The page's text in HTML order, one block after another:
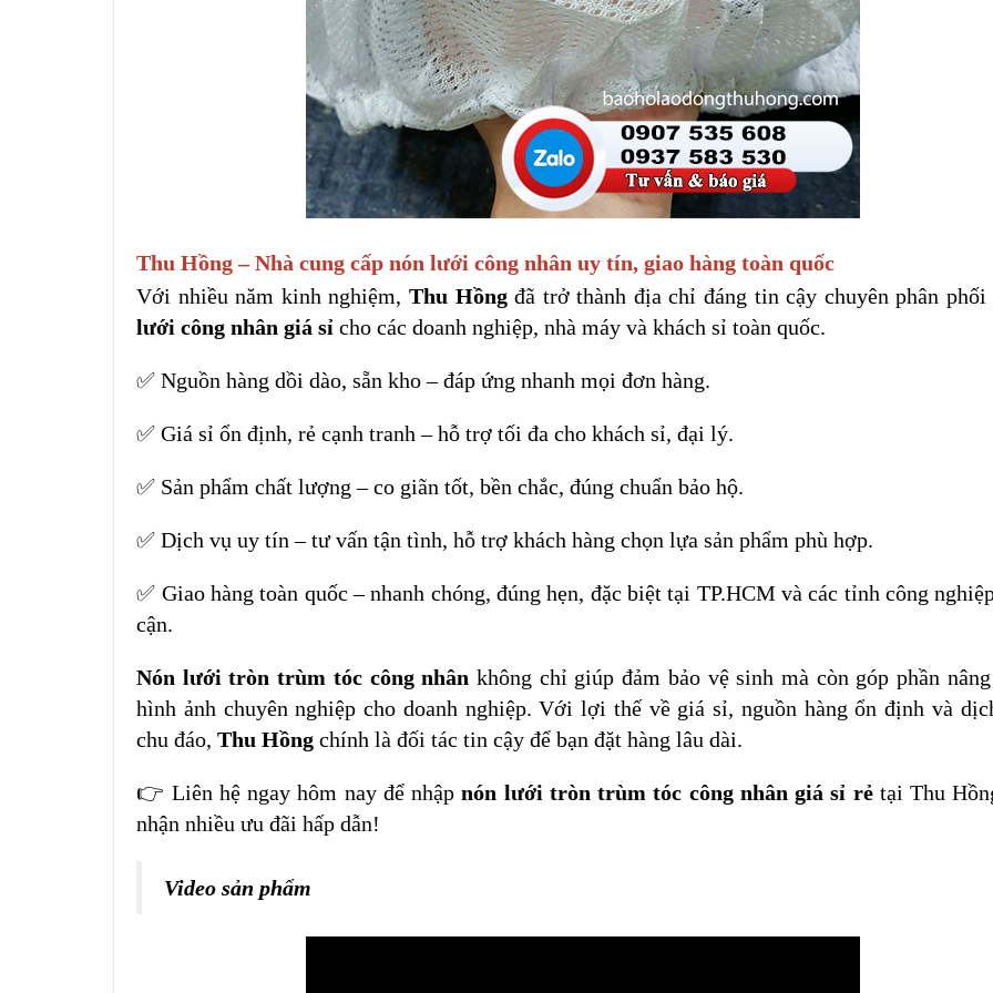
Thu Hồng – Nhà cung cấp nón lưới công nhân uy tín, giao hàng toàn quốc
Với nhiều năm kinh nghiệm, Thu Hồngđã trở thành địa chỉ đáng tin cậy chuyên phân phối
lưới công nhân giá sỉ cho các doanh nghiệp, nhà máy và khách sỉ toàn quốc.
✅ Nguồn hàng dồi dào, sẵn kho – đáp ứng nhanh mọi đơn hàng.
✅ Giá sỉ ổn định, rẻ cạnh tranh – hỗ trợ tối đa cho khách sỉ, đại lý.
✅ Sản phẩm chất lượng – co giãn tốt, bền chắc, đúng chuẩn bảo hộ.
✅ Dịch vụ uy tín – tư vấn tận tình, hỗ trợ khách hàng chọn lựa sản phẩm phù hợp.
✅ Giao hàng toàn quốc – nhanh chóng, đúng hẹn, đặc biệt tại TP.HCM và các tỉnh công
cận.
Nón lưới tròn trùm tóc công nhân không chỉ giúp đảm bảo vệ sinh mà còn góp phần
hình ảnh chuyên nghiệp cho doanh nghiệp. Với lợi thế về giá sỉ, nguồn hàng ổn định và
chu đáo, Thu Hồng chính là đối tác tin cậy để bạn đặt hàng lâu dài.
👉 Liên hệ ngay hôm nay để nhậpnón lưới tròn trùm tóc công nhân giá sỉ rẻtại Thu
nhận nhiều ưu đãi hấp dẫn!
Video sản phẩm